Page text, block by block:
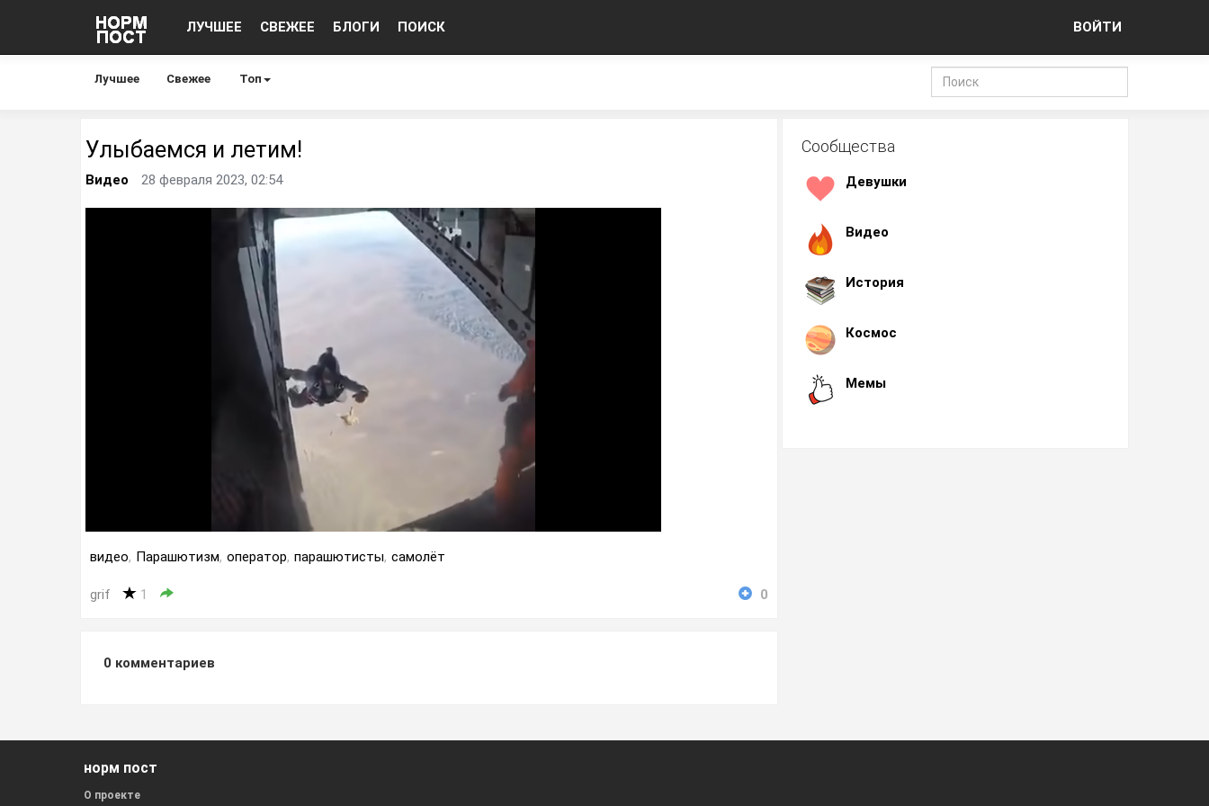
ЛУЧШЕЕ СВЕЖЕЕ БЛОГИ ПОИСК ВОЙТИ
Лучшее Свежее Топ
Улыбаемся и летим!
Видео 28 февраля 2023, 02:54
видео, Парашютизм, оператор, парашютисты, самолёт
grif 1 0
0 комментариев
Сообщества
Девушки
Видео
История
Космос
Мемы
норм пост
О проекте